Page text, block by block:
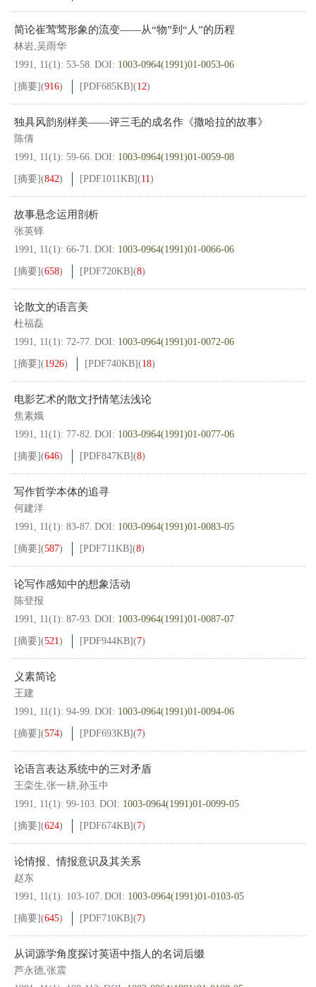
简论崔莺莺形象的流变——从“物”到“人”的历程
林岩,吴雨华
1991, 11(1): 53-58. DOI: 1003-0964(1991)01-0053-06
[摘要](916) [PDF685KB](12)
独具风韵别样美——评三毛的成名作《撒哈拉的故事》
陈倩
1991, 11(1): 59-66. DOI: 1003-0964(1991)01-0059-08
[摘要](842) [PDF1011KB](11)
故事悬念运用剖析
张英铎
1991, 11(1): 66-71. DOI: 1003-0964(1991)01-0066-06
[摘要](658) [PDF720KB](8)
论散文的语言美
杜福磊
1991, 11(1): 72-77. DOI: 1003-0964(1991)01-0072-06
[摘要](1926) [PDF740KB](18)
电影艺术的散文抒情笔法浅论
焦素娥
1991, 11(1): 77-82. DOI: 1003-0964(1991)01-0077-06
[摘要](646) [PDF847KB](8)
写作哲学本体的追寻
何建洋
1991, 11(1): 83-87. DOI: 1003-0964(1991)01-0083-05
[摘要](587) [PDF711KB](8)
论写作感知中的想象活动
陈登报
1991, 11(1): 87-93. DOI: 1003-0964(1991)01-0087-07
[摘要](521) [PDF944KB](7)
义素简论
王建
1991, 11(1): 94-99. DOI: 1003-0964(1991)01-0094-06
[摘要](574) [PDF693KB](7)
论语言表达系统中的三对矛盾
王栾生,张一耕,孙玉中
1991, 11(1): 99-103. DOI: 1003-0964(1991)01-0099-05
[摘要](624) [PDF674KB](7)
论情报、情报意识及其关系
赵东
1991, 11(1): 103-107. DOI: 1003-0964(1991)01-0103-05
[摘要](645) [PDF710KB](7)
从词源学角度探讨英语中指人的名词后缀
芦永德,张震